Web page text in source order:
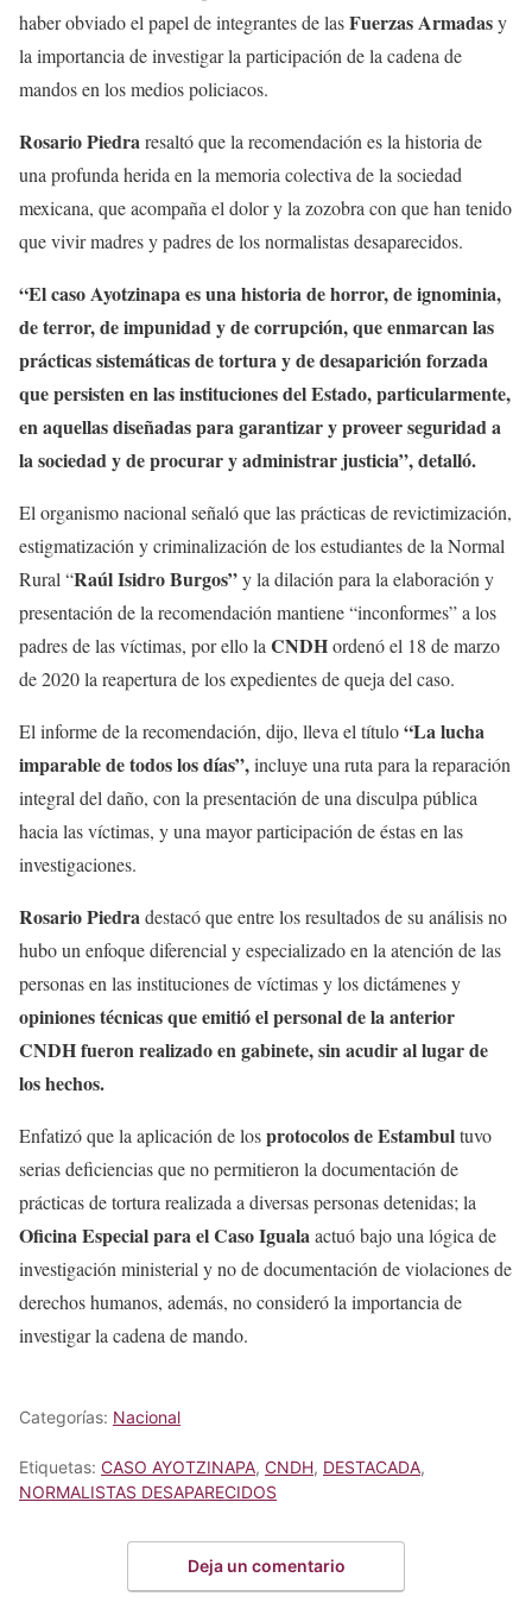
haber obviado el papel de integrantes de lasFuerzas Armadasy
la importancia de investigar la participación de la cadena de
mandos en los medios policiacos.
Rosario Piedraresaltó que la recomendación es la historia de
una profunda herida en la memoria colectiva de la sociedad
mexicana, que acompaña el dolor y la zozobra con que han tenido
que vivir madres y padres de los normalistas desaparecidos.
“El caso Ayotzinapa es una historia de horror, de ignominia,
de terror, de impunidad y de corrupción, que enmarcan las
prácticas sistemáticas de tortura y de desaparición forzada
que persisten en las instituciones del Estado, particularmente,
en aquellas diseñadas para garantizar y proveer seguridad a
la sociedad y de procurar y administrar justicia”, detalló.
El organismo nacional señaló que las prácticas de revictimización,
estigmatización y criminalización de los estudiantes de la Normal
Rural “Raúl Isidro Burgos”y la dilación para la elaboración y
presentación de la recomendación mantiene “inconformes” a los
padres de las víctimas, por ello la CNDHordenó el 18 de marzo
de 2020 la reapertura de los expedientes de queja del caso.
El informe de la recomendación, dijo, lleva el título“La lucha
imparable de todos los días”,incluye una ruta para la reparación
integral del daño, con la presentación de una disculpa pública
hacia las víctimas, y una mayor participación de éstas en las
investigaciones.
Rosario Piedradestacó que entre los resultados de su análisis no
hubo un enfoque diferencial y especializado en la atención de las
personas en las instituciones de víctimas y los dictámenes y
opiniones técnicas que emitió el personal de la anterior
CNDH fueron realizado en gabinete, sin acudir al lugar de
los hechos.
Enfatizó que la aplicación de losprotocolos de Estambultuvo
serias deficiencias que no permitieron la documentación de
prácticas de tortura realizada a diversas personas detenidas; la
Oficina Especial para el Caso Igualaactuó bajo una lógica de
investigación ministerial y no de documentación de violaciones de
derechos humanos, además, no consideró la importancia de
investigar la cadena de mando.
Categorías: Nacional
Etiquetas: CASO AYOTZINAPA, CNDH, DESTACADA,
NORMALISTAS DESAPARECIDOS
Deja un comentario